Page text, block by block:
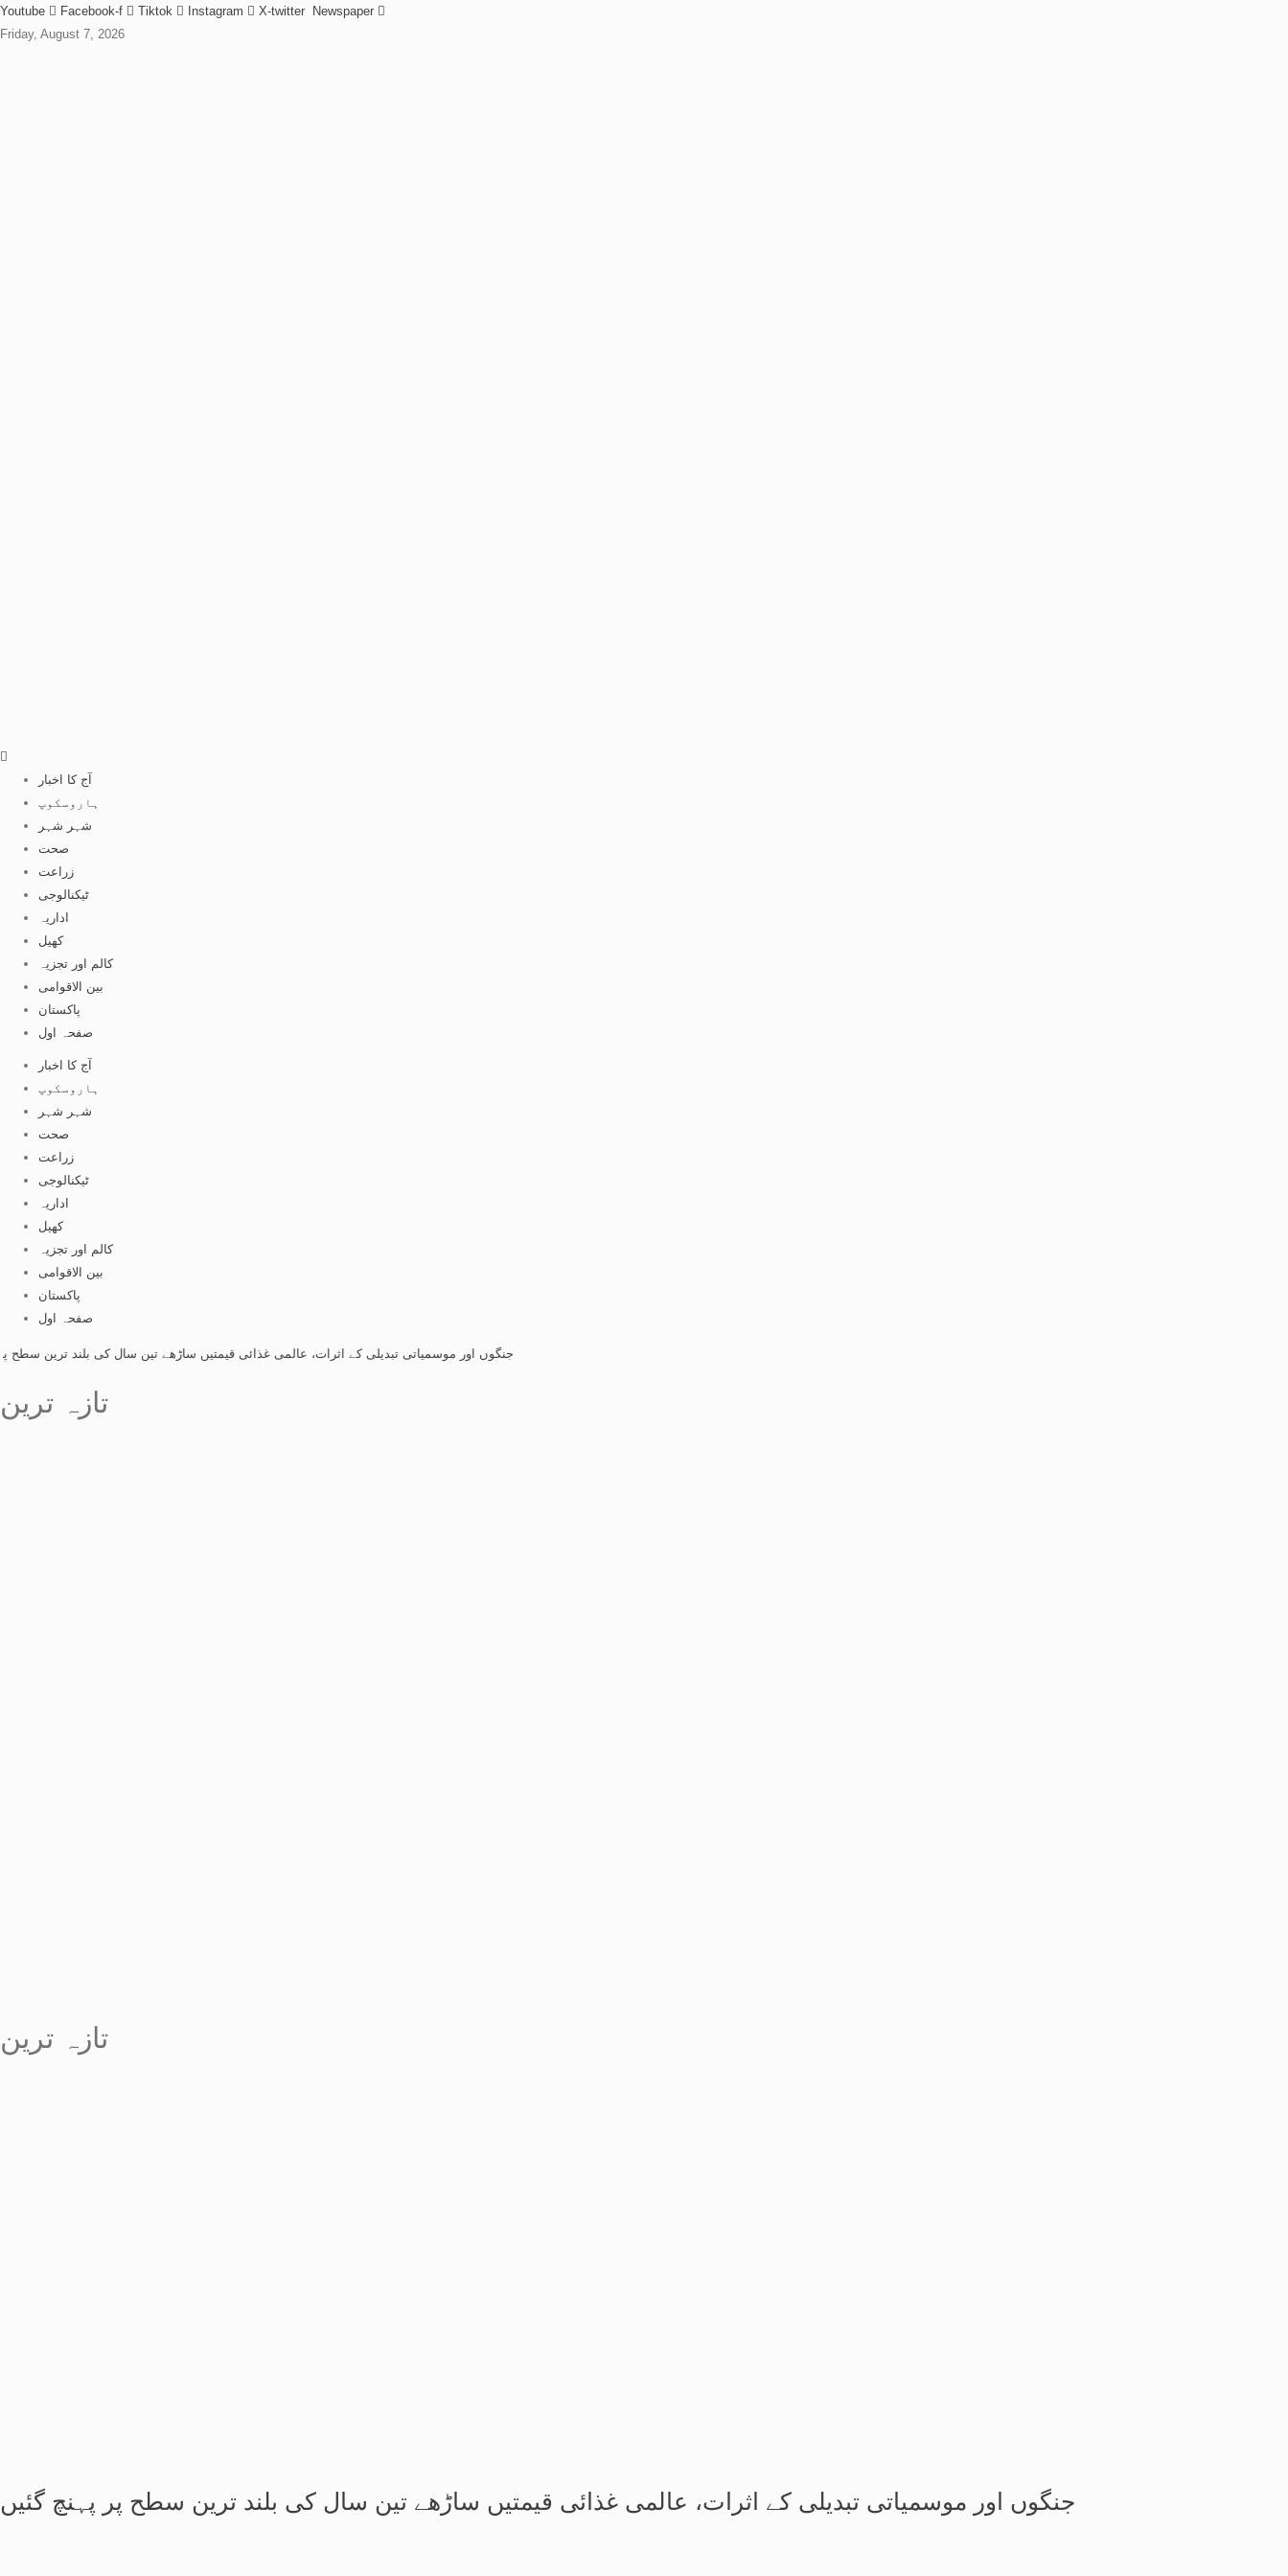
Youtube Facebook-f Tiktok Instagram X-twitter
Newspaper
Friday, August 7, 2026
آج کا اخبار
ہاروسکوپ
شہر شہر
صحت
زراعت
ٹیکنالوجی
اداریہ
کھیل
کالم اور تجزیہ
بین الاقوامی
پاکستان
صفحہ اول
آج کا اخبار
ہاروسکوپ
شہر شہر
صحت
زراعت
ٹیکنالوجی
اداریہ
کھیل
کالم اور تجزیہ
بین الاقوامی
پاکستان
صفحہ اول
جنگوں اور موسمیاتی تبدیلی کے اثرات، عالمی غذائی قیمتیں ساڑھے تین سال کی بلند ترین سطح پر پہنچ
تازہ ترین
تازہ ترین
جنگوں اور موسمیاتی تبدیلی کے اثرات، عالمی غذائی قیمتیں ساڑھے تین سال کی بلند ترین سطح پر پہنچ گئیں